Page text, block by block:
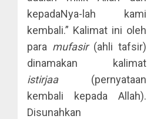
kepadaNya-lah kami
kembali.” Kalimat ini oleh
para mufasir(ahli tafsir)
dinamakan kalimat
istirjaa(pernyataan
kembali kepada Allah).
Disunahkan